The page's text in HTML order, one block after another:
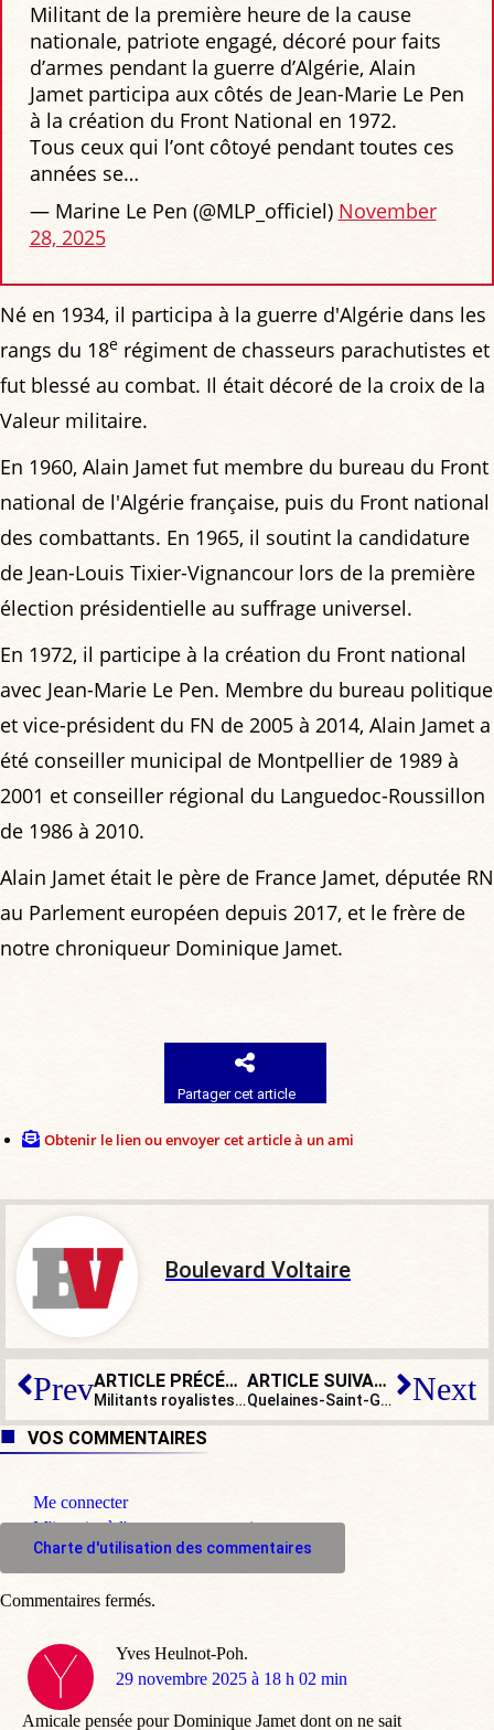
Militant de la première heure de la cause
nationale, patriote engagé, décoré pour faits
d’armes pendant la guerre d’Algérie, Alain
Jamet participa aux côtés de Jean-Marie Le Pen
à la création du Front National en 1972.
Tous ceux qui l’ont côtoyé pendant toutes ces
années se…
— Marine Le Pen (@MLP_officiel) November
28, 2025
Né en 1934, il participa à la guerre d'Algérie dans les
rangs du 18e régiment de chasseurs parachutistes et
fut blessé au combat. Il était décoré de la croix de la
Valeur militaire.
En 1960, Alain Jamet fut membre du bureau du Front
national de l'Algérie française, puis du Front national
des combattants. En 1965, il soutint la candidature
de Jean-Louis Tixier-Vignancour lors de la première
élection présidentielle au suffrage universel.
En 1972, il participe à la création du Front national
avec Jean-Marie Le Pen. Membre du bureau politique
et vice-président du FN de 2005 à 2014, Alain Jamet a
été conseiller municipal de Montpellier de 1989 à
2001 et conseiller régional du Languedoc-Roussillon
de 1986 à 2010.
Alain Jamet était le père de France Jamet, députée RN
au Parlement européen depuis 2017, et le frère de
notre chroniqueur Dominique Jamet.
Partager cet article
Obtenir le lien ou envoyer cet article à un ami
Boulevard Voltaire
Prev ARTICLE PRÉCÉDENT
Militants royalistes relaxés à Mulhouse : dénoncer les francocides est encore possible
ARTICLE SUIVANT
Quelaines-Saint-Gault : protégeons nos églises rurales, il y va de notre identité ! Next
VOS COMMENTAIRES
Me connecter
M'inscrire à l'espace commentaire
Charte d'utilisation des commentaires
Yves Heulnot-Poh.
dit
29 novembre 2025 à 18 h 02 min
Amicale pensée pour Dominique Jamet dont on ne sait
Commentaires fermés.